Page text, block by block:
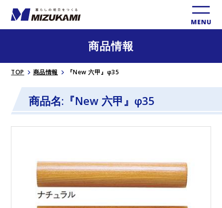
商品情報
TOP 商品情報 『New 六甲』φ35
商品名:『New 六甲』φ35